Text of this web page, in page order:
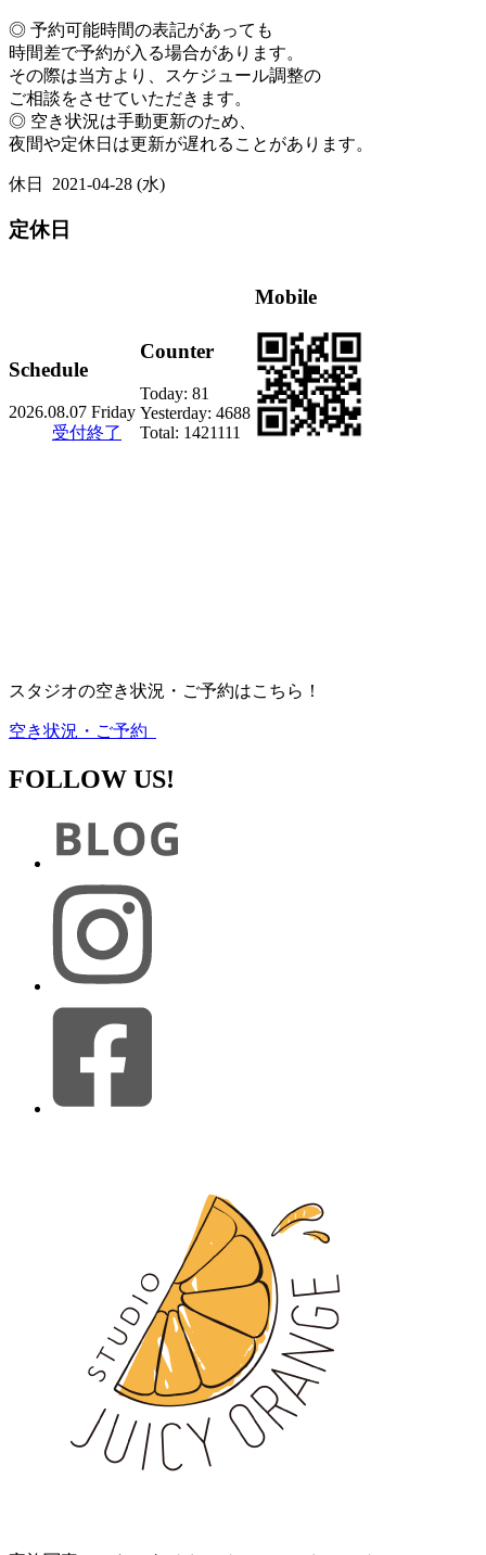
◎ 予約可能時間の表記があっても
時間差で予約が入る場合があります。
その際は当方より、スケジュール調整の
ご相談をさせていただきます。
◎ 空き状況は手動更新のため、
夜間や定休日は更新が遅れることがあります。
休日 2021-04-28 (水)
定休日
Schedule
2026.08.07 Friday
受付終了
Counter
Today: 81
Yesterday: 4688
Total: 1421111
Mobile
スタジオの空き状況・ご予約はこちら！
空き状況・ご予約
FOLLOW US!